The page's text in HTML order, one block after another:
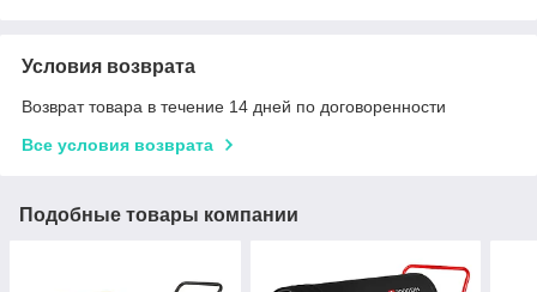
Условия возврата
Возврат товара в течение 14 дней по договоренности
Все условия возврата
Подобные товары компании